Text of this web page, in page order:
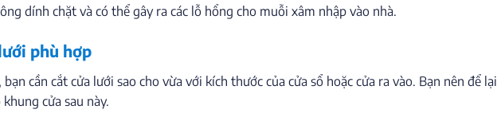
dính chặt và có thể gây ra các lỗ hổng cho muỗi xâm nhập vào nhà.
phù hợp
cần cắt cửa lưới sao cho vừa với kích thước của cửa sổ hoặc cửa ra vào. Bạn nên để
cửa sau này.